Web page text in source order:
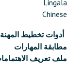
Lingala
Chinese
أدوات تخطيط المهنة
مطابقة المهارات
ملف تعريف